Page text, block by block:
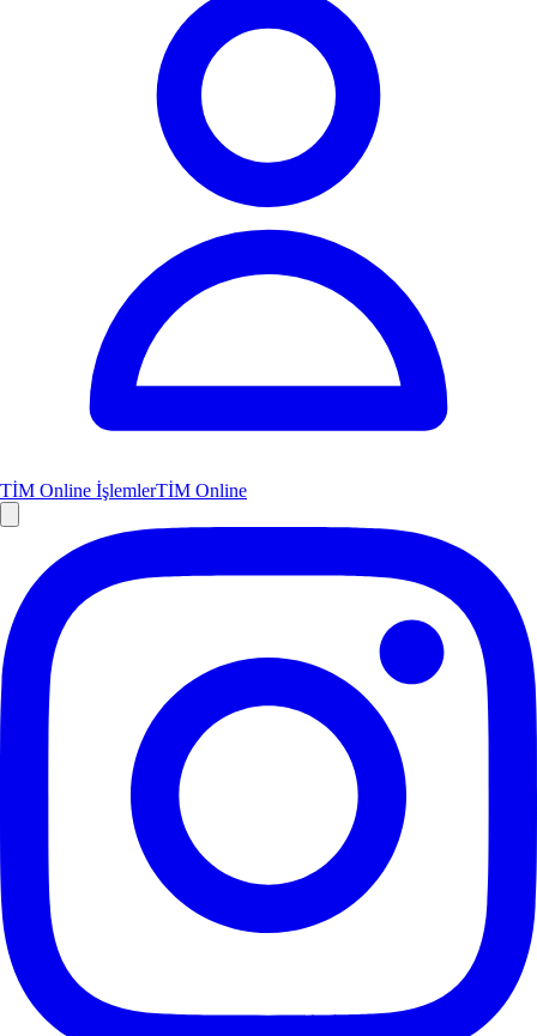
TİM Online İşlemlerTİM Online